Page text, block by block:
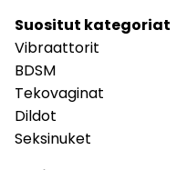
Suositut kategoriat
Vibraattorit
BDSM
Tekovaginat
Dildot
Seksinuket